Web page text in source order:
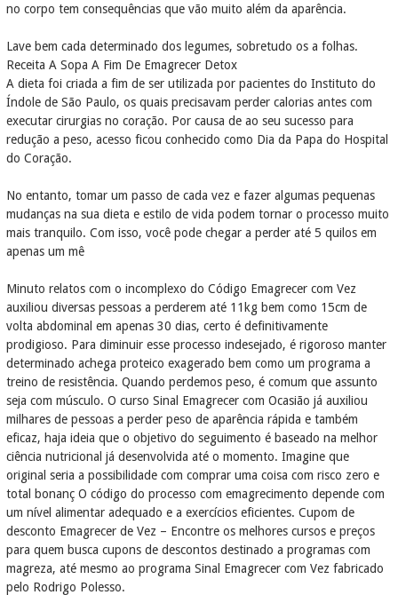
no corpo tem consequências que vão muito além da aparência.
Lave bem cada determinado dos legumes, sobretudo os a folhas.
Receita A Sopa A Fim De Emagrecer Detox
A dieta foi criada a fim de ser utilizada por pacientes do Instituto do
Índole de São Paulo, os quais precisavam perder calorias antes com
executar cirurgias no coração. Por causa de ao seu sucesso para
redução a peso, acesso ficou conhecido como Dia da Papa do Hospital
do Coração.
No entanto, tomar um passo de cada vez e fazer algumas pequenas
mudanças na sua dieta e estilo de vida podem tornar o processo muito
mais tranquilo. Com isso, você pode chegar a perder até 5 quilos em
apenas um mê
Minuto relatos com o incomplexo do Código Emagrecer com Vez
auxiliou diversas pessoas a perderem até 11kg bem como 15cm de
volta abdominal em apenas 30 dias, certo é definitivamente
prodigioso. Para diminuir esse processo indesejado, é rigoroso manter
determinado achega proteico exagerado bem como um programa a
treino de resistência. Quando perdemos peso, é comum que assunto
seja com músculo. O curso Sinal Emagrecer com Ocasião já auxiliou
milhares de pessoas a perder peso de aparência rápida e também
eficaz, haja ideia que o objetivo do seguimento é baseado na melhor
ciência nutricional já desenvolvida até o momento. Imagine que
original seria a possibilidade com comprar uma coisa com risco zero e
total bonanç O código do processo com emagrecimento depende com
um nível alimentar adequado e a exercícios eficientes. Cupom de
desconto Emagrecer de Vez – Encontre os melhores cursos e preços
para quem busca cupons de descontos destinado a programas com
magreza, até mesmo ao programa Sinal Emagrecer com Vez fabricado
pelo Rodrigo Polesso.